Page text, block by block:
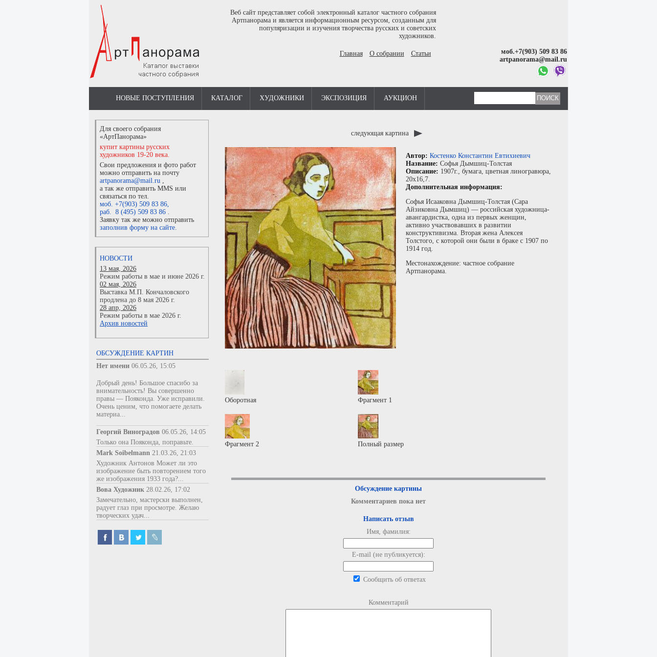
Веб сайт представляет собой электронный каталог частного собрания
Артпанорама и является информационным ресурсом, созданным для
популяризации и изучения творчества русских и советских
художников.
Главная О собрании Статьи
моб.+7(903) 509 83 86
artpanorama@mail.ru
НОВЫЕ ПОСТУПЛЕНИЯ КАТАЛОГ ХУДОЖНИКИ ЭКСПОЗИЦИЯ АУКЦИОН
Для своего собрания
«АртПанорама»
купит картины русских
художников 19-20 века.
Свои предложения и фото работ
можно отправить на почту
artpanorama@mail.ru ,
а так же отправить MMS или
связаться по тел.
моб. +7(903) 509 83 86,
раб. 8 (495) 509 83 86 .
Заявку так же можно отправить
заполнив форму на сайте.
НОВОСТИ
13 мая, 2026
Режим работы в мае и июне 2026 г.
02 мая, 2026
Выставка М.П. Кончаловского
продлена до 8 мая 2026 г.
28 апр, 2026
Режим работы в мае 2026 г.
Архив новостей
ОБСУЖДЕНИЕ КАРТИН
Нет имени 06.05.26, 15:05
Добрый день! Большое спасибо за
внимательность! Вы совершенно
правы — Пояконда. Уже исправили.
Очень ценим, что помогаете делать
материа...
Георгий Виноградов 06.05.26, 14:05
Только она Пояконда, поправьте.
Mark Soibelmann 21.03.26, 21:03
Художник Антонов Может ли это
изображение быть повторением того
же изображения 1933 года?...
Вова Художник 28.02.26, 17:02
Замечательно, мастерски выполнен,
радует глаз при просмотре. Желаю
творческих удач...
следующая картина
Автор: Костенко Константин Евтихиевич
Название: Софья Дымшиц-Толстая
Описание: 1907г., бумага, цветная линогравюра,
20x16,7.
Дополнительная информация:
Софья Исааковна Дымшиц-Толстая (Сара
Айзиковна Дымшиц) — российская художница-
авангардистка, одна из первых женщин,
активно участвовавших в развитии
конструктивизма. Вторая жена Алексея
Толстого, с которой они были в браке с 1907 по
1914 год.
Местонахождение: частное собрание
Артпанорама.
Оборотная Фрагмент 1
Фрагмент 2 Полный размер
Обсуждение картины
Комментариев пока нет
Написать отзыв
Имя, фамилия:
E-mail (не публикуется):
Сообщить об ответах
Комментарий